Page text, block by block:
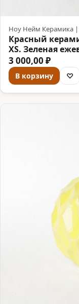
Ноу Нейм Керамика |
Красный
XS. Зеленая
3 000,00 ₽
В корзину ♡